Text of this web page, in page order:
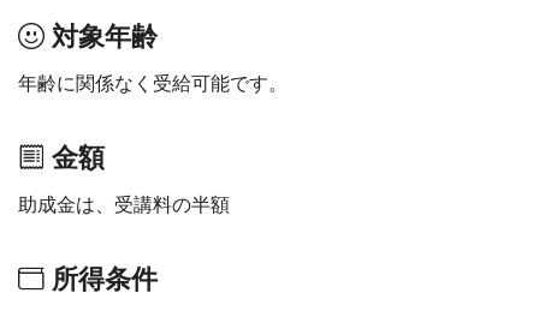
対象年齢
年齢に関係なく受給可能です。
金額
助成金は、受講料の半額
所得条件